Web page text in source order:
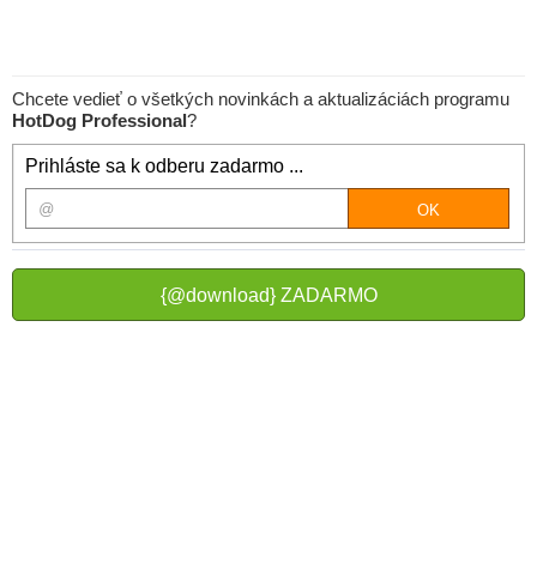
Chcete vedieť o všetkých novinkách a aktualizáciách programu
HotDog Professional?
Prihláste sa k odberu zadarmo ...
{@download} ZADARMO